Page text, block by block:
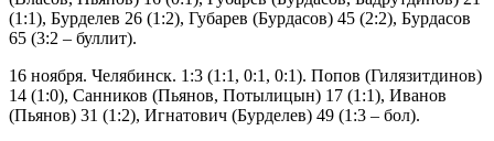
(1:1), Бурделев 26 (1:2), Губарев (Бурдасов) 45 (2:2), Бурдасов
65 (3:2 – буллит).
16 ноября. Челябинск. 1:3 (1:1, 0:1, 0:1). Попов (Гилязитдинов)
14 (1:0), Санников (Пьянов, Потылицын) 17 (1:1), Иванов
(Пьянов) 31 (1:2), Игнатович (Бурделев) 49 (1:3 – бол).